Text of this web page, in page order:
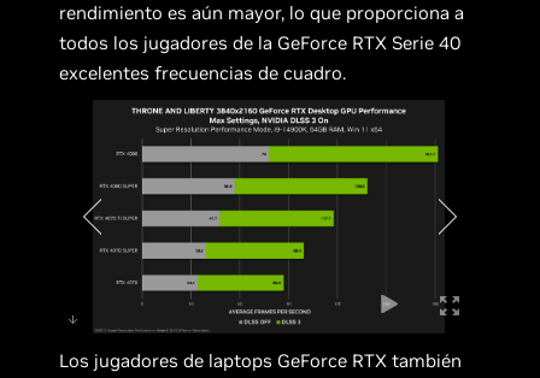
rendimiento es aún mayor, lo que proporciona a
todos los jugadores de la GeForce RTX Serie 40
excelentes frecuencias de cuadro.
Los jugadores de laptops GeForce RTX también